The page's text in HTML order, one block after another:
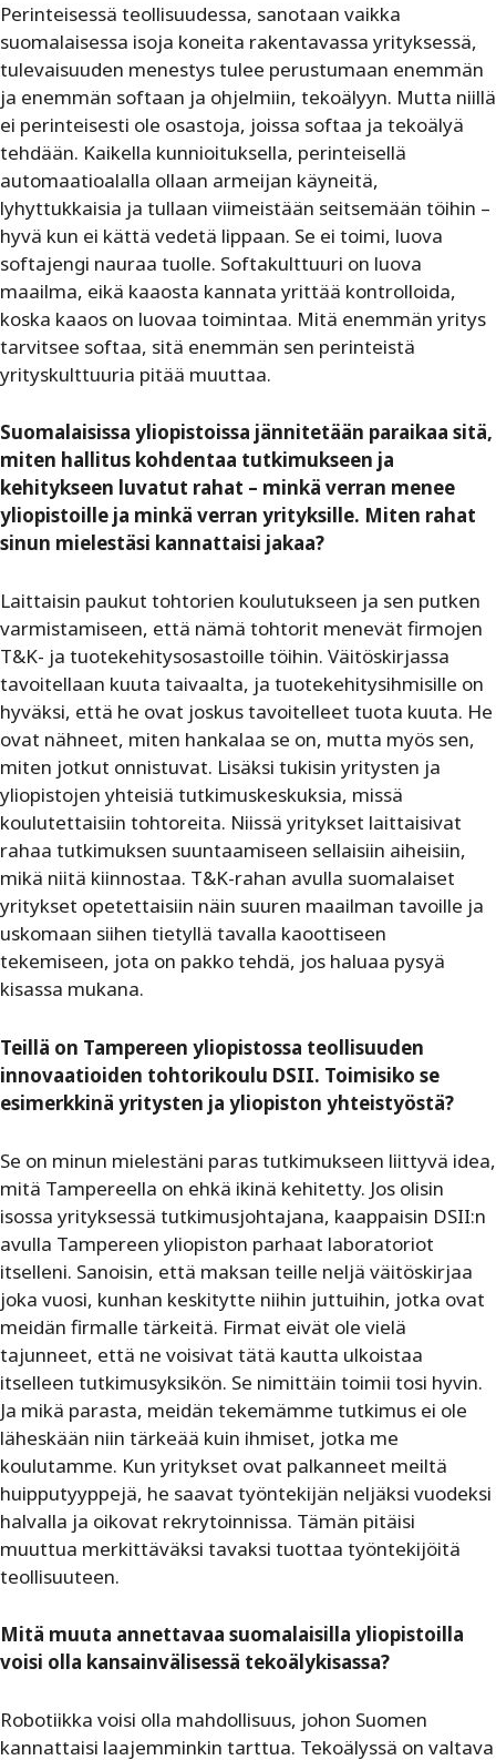
Perinteisessä teollisuudessa, sanotaan vaikka
suomalaisessa isoja koneita rakentavassa yrityksessä,
tulevaisuuden menestys tulee perustumaan enemmän
ja enemmän softaan ja ohjelmiin, tekoälyyn. Mutta niillä
ei perinteisesti ole osastoja, joissa softaa ja tekoälyä
tehdään. Kaikella kunnioituksella, perinteisellä
automaatioalalla ollaan armeijan käyneitä,
lyhyttukkaisia ja tullaan viimeistään seitsemään töihin –
hyvä kun ei kättä vedetä lippaan. Se ei toimi, luova
softajengi nauraa tuolle. Softakulttuuri on luova
maailma, eikä kaaosta kannata yrittää kontrolloida,
koska kaaos on luovaa toimintaa. Mitä enemmän yritys
tarvitsee softaa, sitä enemmän sen perinteistä
yrityskulttuuria pitää muuttaa.
Suomalaisissa yliopistoissa jännitetään paraikaa sitä,
miten hallitus kohdentaa tutkimukseen ja
kehitykseen luvatut rahat – minkä verran menee
yliopistoille ja minkä verran yrityksille. Miten rahat
sinun mielestäsi kannattaisi jakaa?
Laittaisin paukut tohtorien koulutukseen ja sen putken
varmistamiseen, että nämä tohtorit menevät firmojen
T&K- ja tuotekehitysosastoille töihin. Väitöskirjassa
tavoitellaan kuuta taivaalta, ja tuotekehitysihmisille on
hyväksi, että he ovat joskus tavoitelleet tuota kuuta. He
ovat nähneet, miten hankalaa se on, mutta myös sen,
miten jotkut onnistuvat. Lisäksi tukisin yritysten ja
yliopistojen yhteisiä tutkimuskeskuksia, missä
koulutettaisiin tohtoreita. Niissä yritykset laittaisivat
rahaa tutkimuksen suuntaamiseen sellaisiin aiheisiin,
mikä niitä kiinnostaa. T&K-rahan avulla suomalaiset
yritykset opetettaisiin näin suuren maailman tavoille ja
uskomaan siihen tietyllä tavalla kaoottiseen
tekemiseen, jota on pakko tehdä, jos haluaa pysyä
kisassa mukana.
Teillä on Tampereen yliopistossa teollisuuden
innovaatioiden tohtorikoulu DSII. Toimisiko se
esimerkkinä yritysten ja yliopiston yhteistyöstä?
Se on minun mielestäni paras tutkimukseen liittyvä idea,
mitä Tampereella on ehkä ikinä kehitetty. Jos olisin
isossa yrityksessä tutkimusjohtajana, kaappaisin DSII:n
avulla Tampereen yliopiston parhaat laboratoriot
itselleni. Sanoisin, että maksan teille neljä väitöskirjaa
joka vuosi, kunhan keskitytte niihin juttuihin, jotka ovat
meidän firmalle tärkeitä. Firmat eivät ole vielä
tajunneet, että ne voisivat tätä kautta ulkoistaa
itselleen tutkimusyksikön. Se nimittäin toimii tosi hyvin.
Ja mikä parasta, meidän tekemämme tutkimus ei ole
läheskään niin tärkeää kuin ihmiset, jotka me
koulutamme. Kun yritykset ovat palkanneet meiltä
huipputyyppejä, he saavat työntekijän neljäksi vuodeksi
halvalla ja oikovat rekrytoinnissa. Tämän pitäisi
muuttua merkittäväksi tavaksi tuottaa työntekijöitä
teollisuuteen.
Mitä muuta annettavaa suomalaisilla yliopistoilla
voisi olla kansainvälisessä tekoälykisassa?
Robotiikka voisi olla mahdollisuus, johon Suomen
kannattaisi laajemminkin tarttua. Tekoälyssä on valtava